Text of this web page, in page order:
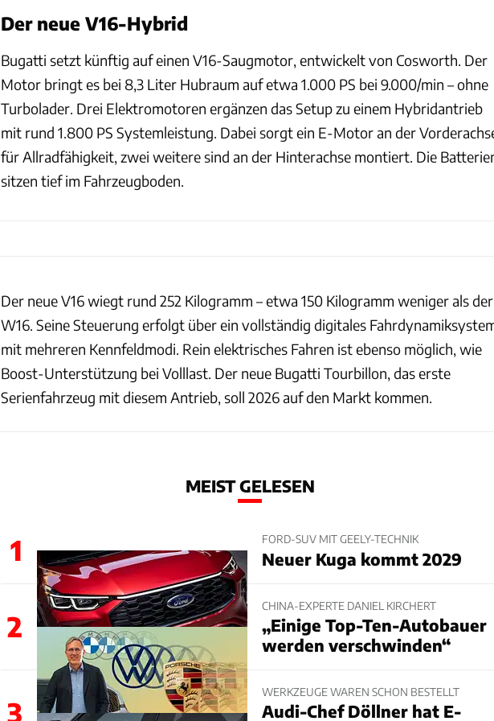
Der neue V16-Hybrid
Bugatti setzt künftig auf einen V16-Saugmotor, entwickelt von Cosworth. Der
Motor bringt es bei 8,3 Liter Hubraum auf etwa 1.000 PS bei 9.000/min – ohne
Turbolader. Drei Elektromotoren ergänzen das Setup zu einem Hybridantrieb
mit rund 1.800 PS Systemleistung. Dabei sorgt ein E-Motor an der
für Allradfähigkeit, zwei weitere sind an der Hinterachse montiert. Die
sitzen tief im Fahrzeugboden.
Der neue V16 wiegt rund 252 Kilogramm – etwa 150 Kilogramm weniger als der
W16. Seine Steuerung erfolgt über ein vollständig digitales
mit mehreren Kennfeldmodi. Rein elektrisches Fahren ist ebenso möglich, wie
Boost-Unterstützung bei Volllast. Der neue Bugatti Tourbillon, das erste
Serienfahrzeug mit diesem Antrieb, soll 2026 auf den Markt kommen.
MEIST GELESEN
1 FORD-SUV MIT GEELY-TECHNIK
Neuer Kuga kommt 2029
2
CHINA-EXPERTE DANIEL KIRCHERT
„Einige Top-Ten-Autobauer
werden verschwinden“
3
WERKZEUGE WAREN SCHON BESTELLT
Audi-Chef Döllner hat E-